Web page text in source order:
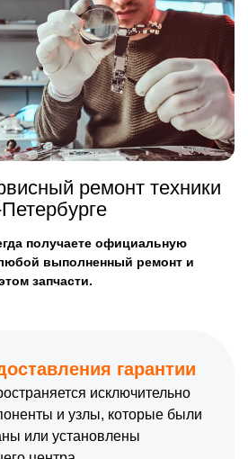
ремонт техники
получаете официальную
выполненный ремонт и
запчасти.
гарантии
исключительно
и узлы, которые были
или установлены